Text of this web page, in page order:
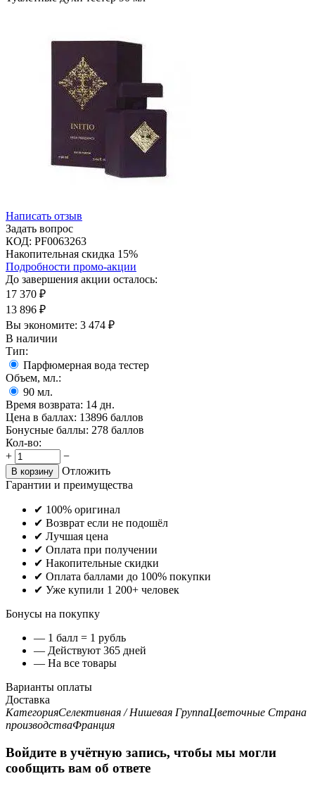
Написать отзыв
Задать вопрос
КОД: PF0063263
Накопительная скидка 15%
Подробности промо-акции
До завершения акции осталось:
17 370 ₽
13 896 ₽
Вы экономите: 3 474 ₽
В наличии
Тип:
Парфюмерная вода тестер
Объем, мл.:
90 мл.
Время возврата: 14 дн.
Цена в баллах: 13896 баллов
Бонусные баллы: 278 баллов
Кол-во:
+
−
В корзину
Отложить
Гарантии и преимущества
✔ 100% оригинал
✔ Возврат если не подошёл
✔ Лучшая цена
✔ Оплата при получении
✔ Накопительные скидки
✔ Оплата баллами до 100% покупки
✔ Уже купили 1 200+ человек
Бонусы на покупку
— 1 балл = 1 рубль
— Действуют 365 дней
— На все товары
Варианты оплаты
Доставка
КатегорияСелективная / Нишевая ГруппаЦветочные Страна
производстваФранция
Войдите в учётную запись, чтобы мы могли
сообщить вам об ответе